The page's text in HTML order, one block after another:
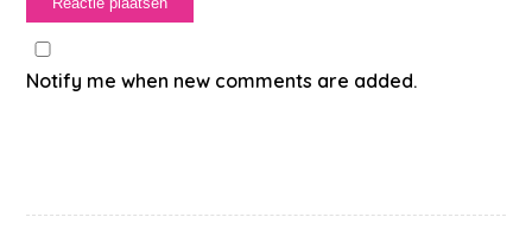
Notify me when new comments are added.